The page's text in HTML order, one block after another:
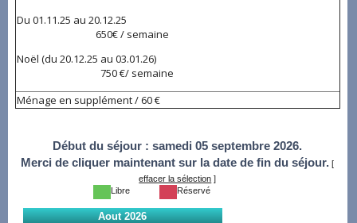
Du 01.11.25 au 20.12.25
650€ / semaine
Noël (du 20.12.25 au 03.01.26)
750 €/ semaine
Ménage en supplément / 60 €
Début du séjour :samedi 05 septembre 2026.
Merci de cliquer maintenant sur la date de fin du séjour. [
effacer la sélection ]
Libre
Réservé
Aout 2026